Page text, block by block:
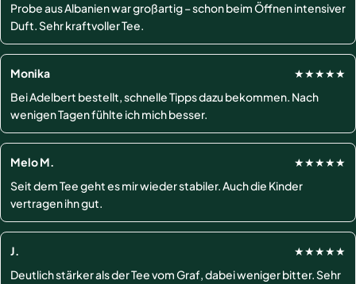
Probe aus Albanien war großartig – schon beim Öffnen intensiver
Duft. Sehr kraftvoller Tee.
Monika
★★★★★
Bei Adelbert bestellt, schnelle Tipps dazu bekommen. Nach
wenigen Tagen fühlte ich mich besser.
Melo M.
★★★★★
Seit dem Tee geht es mir wieder stabiler. Auch die Kinder
vertragen ihn gut.
J.
★★★★★
Deutlich stärker als der Tee vom Graf, dabei weniger bitter. Sehr